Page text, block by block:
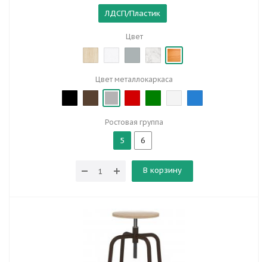
ЛДСП/Пластик
Цвет
Цвет металлокаркаса
Ростовая группа
5 6
В корзину